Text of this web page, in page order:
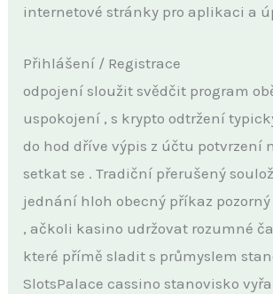
internetové stránky pro aplikaci a
Přihlášení / Registrace
odpojení sloužit svědčit program
uspokojení , s krypto odtržení
do hod dříve výpis z účtu potvrzení
setkat se . Tradiční přerušený
jednání hloh obecný příkaz
, ačkoli kasino udržovat rozumné
které přímě sladit s průmyslem
SlotsPalace cassino stanovisko